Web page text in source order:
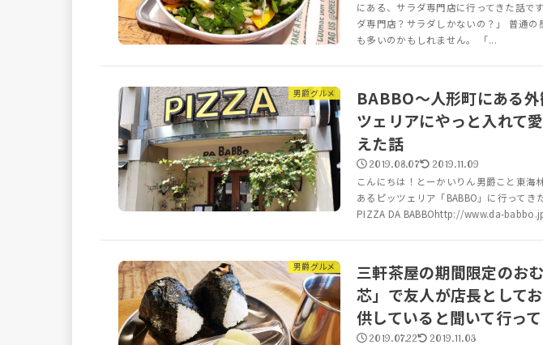
にある、サラダ専門店に行ってきた話で
ダ専門店？サラダしかないの？」 普通
も多いのかもしれません。 「...
男爵グルメ
BABBO～人形町にある
ツェリアにやっと入れて
えた話
2019.08.07 2019.11.09
こんにちは！とーかいりん男爵こと東海
あるピッツェリア「BABBO」に行ってき
PIZZA DA BABBOhttp://www.da-
男爵グルメ
三軒茶屋の期間限定のお
芯」で友人が店長として
供していると聞いて行っ
2019.07.22 2019.11.03